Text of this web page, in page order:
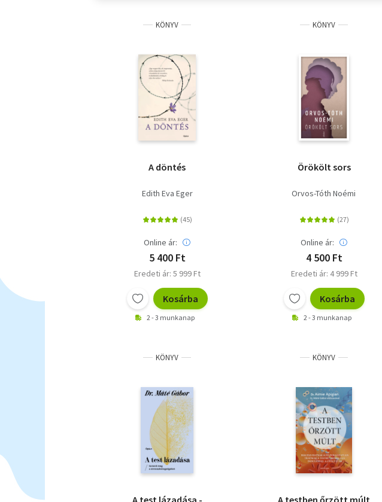
KÖNYV
A döntés
Edith Eva Eger
Online ár:
5 400 Ft
Eredeti ár: 5 999 Ft
Kosárba
2 - 3 munkanap
KÖNYV
Örökölt sors
Orvos-Tóth Noémi
Online ár:
4 500 Ft
Eredeti ár: 4 999 Ft
Kosárba
2 - 3 munkanap
KÖNYV KÖNYV